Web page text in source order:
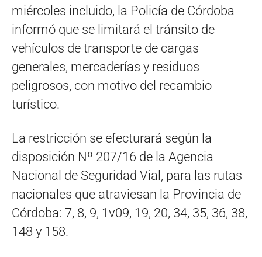
miércoles incluido, la Policía de Córdoba
informó que se limitará el tránsito de
vehículos de transporte de cargas
generales, mercaderías y residuos
peligrosos, con motivo del recambio
turístico.
La restricción se efecturará según la
disposición Nº 207/16 de la Agencia
Nacional de Seguridad Vial, para las rutas
nacionales que atraviesan la Provincia de
Córdoba: 7, 8, 9, 1v09, 19, 20, 34, 35, 36, 38,
148 y 158.